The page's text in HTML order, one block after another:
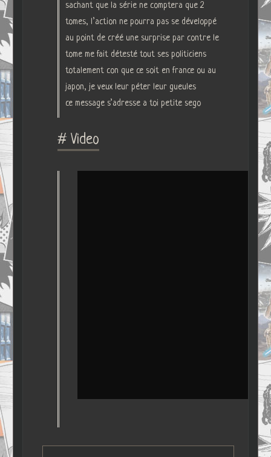
sachant que la série ne comptera que 2
tomes, l’action ne pourra pas se développé
au point de créé une surprise par contre le
tome me fait détesté tout ses politiciens
totalement con que ce soit en france ou au
japon, je veux leur péter leur gueules
ce message s’adresse a toi petite sego
# Video